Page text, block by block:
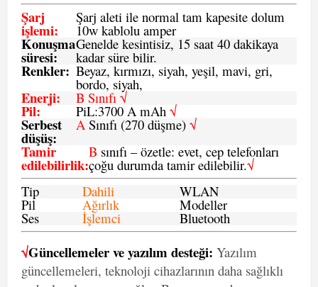
Şarj
işlemi:
Şarj aleti ile normal tam kapesite dolum
10w kablolu amper
Konuşma
süresi:
Genelde kesintisiz, 15 saat 40 dakikaya
kadar süre bilir.
Renkler: Beyaz, kırmızı, siyah, yeşil, mavi, gri,
bordo, siyah,
Enerji: B Sınıfı √
Pil: PiL:3700 A mAh √
Serbest
düşüş:
ASınıfı (270 düşme) √
Tamir
edilebilirlik:
B sınıfı – özetle: evet, cep telefonları
çoğu durumda tamir edilebilir.√
Tip
Dahili WLAN
Pil Ağırlık Modeller
Ses İşlemci Bluetooth
√Güncellemeler ve yazılım desteği: Yazılım
güncellemeleri, teknoloji cihazlarının daha sağlıklı